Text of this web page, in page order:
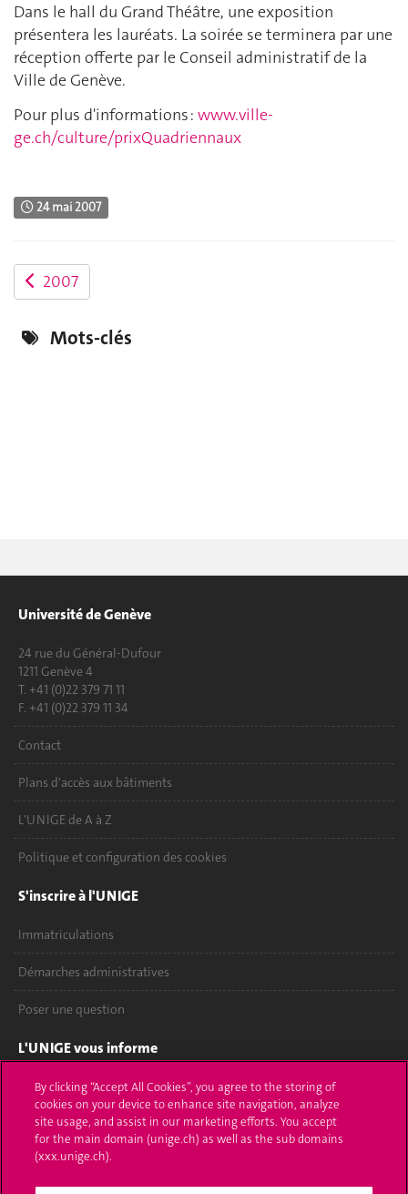
Dans le hall du Grand Théâtre, une exposition
présentera les lauréats. La soirée se terminera par une
réception offerte par le Conseil administratif de la
Ville de Genève.
Pour plus d'informations : www.ville-
ge.ch/culture/prixQuadriennaux
24 mai 2007
2007
Mots-clés
Université de Genève
24 rue du Général-Dufour
1211 Genève 4
T. +41 (0)22 379 71 11
F. +41 (0)22 379 11 34
Contact
Plans d'accès aux bâtiments
L'UNIGE de A à Z
Politique et configuration des cookies
S'inscrire à l'UNIGE
Immatriculations
Démarches administratives
Poser une question
L'UNIGE vous informe
UNIGE Mobile
Médias
Offres d'emploi
By clicking “Accept All Cookies”, you agree to the storing of
cookies on your device to enhance site navigation, analyze
site usage, and assist in our marketing efforts. You accept
for the main domain (unige.ch) as well as the sub domains
(xxx.unige.ch).